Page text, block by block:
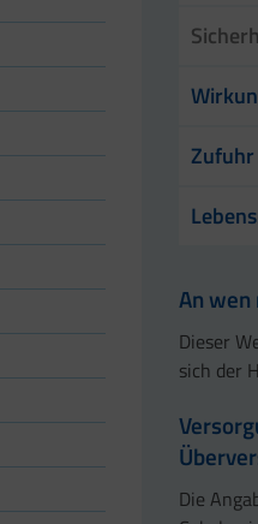
Zufuhr
An
Dieser
sich der
Die